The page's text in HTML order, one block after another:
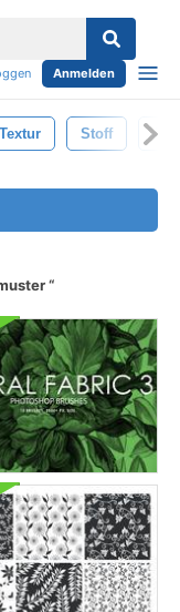
Anmelden
Textur Stoff